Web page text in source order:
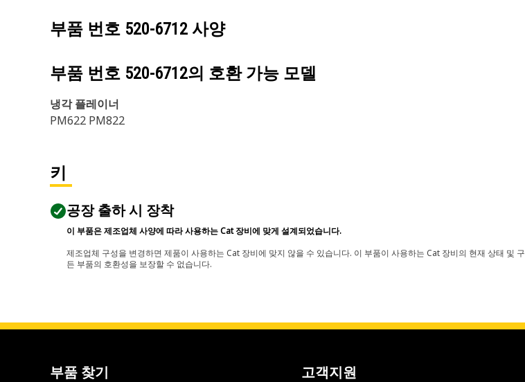
부품 번호 520-6712 사양
부품 번호 520-6712의 호환 가능 모델
냉각 플레이너
PM622 PM822
키
공장 출하 시 장착
이 부품은 제조업체 사양에 따라 사용하는 Cat 장비에 맞게 설계되었습니다.
제조업체 구성을 변경하면 제품이 사용하는 Cat 장비에 맞지 않을 수 있습니다. 이 부품이 사용하는 Cat 장비의 현재 상태 및
든 부품의 호환성을 보장할 수 없습니다.
부품 찾기 고객지원